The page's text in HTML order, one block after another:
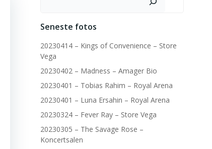
Seneste fotos
20230414 – Kings of Convenience – Store
Vega
20230402 – Madness – Amager Bio
20230401 – Tobias Rahim – Royal Arena
20230401 – Luna Ersahin – Royal Arena
20230324 – Fever Ray – Store Vega
20230305 – The Savage Rose –
Koncertsalen